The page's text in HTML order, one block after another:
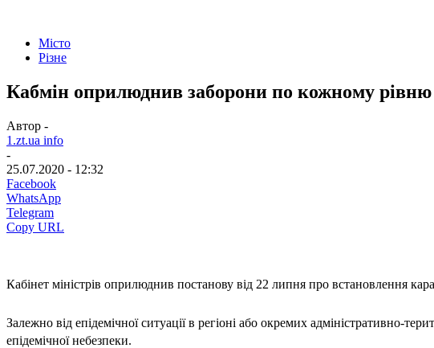
Місто
Різне
Кабмін оприлюднив заборони по кожному
Автор -
1.zt.ua info
-
25.07.2020 - 12:32
Facebook
WhatsApp
Telegram
Copy URL
Кабінет міністрів оприлюднив постанову від 22 липня про встановлення
Залежно від епідемічної ситуації в регіоні або окремих
епідемічної небезпеки.